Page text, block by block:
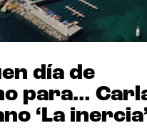
día de
para…
‘La